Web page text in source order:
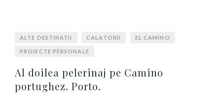
ALTE DESTINATII CALATORII EL CAMINO
PROIECTE PERSONALE
Al doilea pelerinaj pe Camino
portughez. Porto.